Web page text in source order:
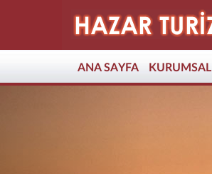
ANA SAYFA(current)
KURUMSAL